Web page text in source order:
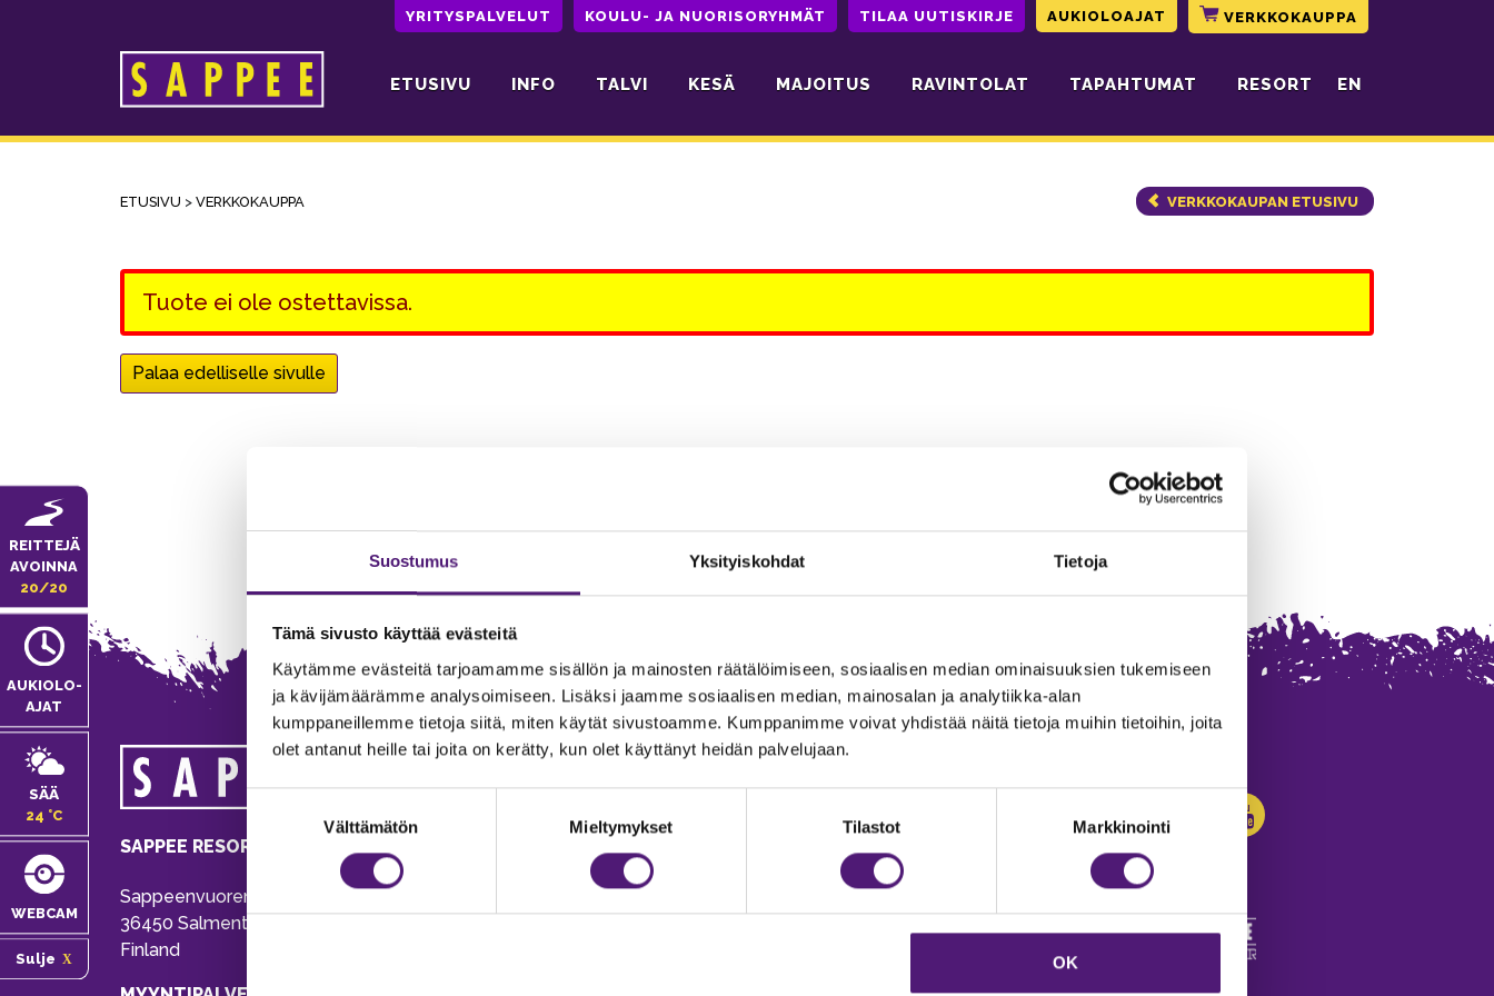
Suostumus Yksityiskohdat Tietoja
Tämä sivusto käyttää evästeitä
Käytämme evästeitä tarjoamamme sisällön ja mainosten räätälöimiseen, sosiaalisen median ominaisuuksien tukemiseen
ja kävijämäärämme analysoimiseen. Lisäksi jaamme sosiaalisen median, mainosalan ja analytiikka-alan
kumppaneillemme tietoja siitä, miten käytät sivustoamme. Kumppanimme voivat yhdistää näitä tietoja muihin tietoihin, joita
olet antanut heille tai joita on kerätty, kun olet käyttänyt heidän palvelujaan.
Välttämätön Mieltymykset Tilastot Markkinointi
OK
YRITYSPALVELUT KOULU- JA NUORISORYHMÄT TILAA UUTISKIRJE AUKIOLOAJAT VERKKOKAUPPA
Päävalikko ETUSIVU INFO TALVI KESÄ MAJOITUS RAVINTOLAT TAPAHTUMAT RESORT EN
REITTEJÄ
AVOINNA
20/20
AUKIOLO­
AJAT
SÄÄ
24 °C
WEBCAM
Sulje
ETUSIVU > VERKKOKAUPPA VERKKOKAUPAN ETUSIVU
Tuote ei ole ostettavissa.
Palaa edelliselle sivulle
SAPPEE RESORT
Sappeenvuorentie 200
36450 Salmentaka, Pälkäne
Finland
MAJOITUS
020 755 9975
majoitus@sappee.fi
Vastuullisuus
Avoimet työpaikat
Anna palautetta
Evästeasetukset